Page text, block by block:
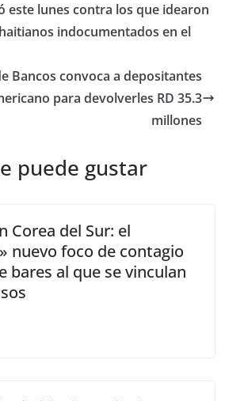
este lunes contra los que idearon
indocumentados en el
Bancos convoca a depositantes
para devolverles RD 35.3
millones
puede gustar
Corea del Sur: el
nuevo foco de contagio
bares al que se vinculan